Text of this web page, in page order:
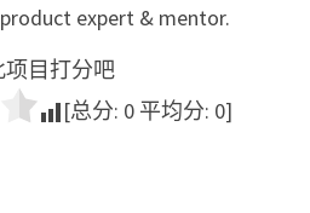
expert & mentor.
项目打分吧
[总分: 0 平均分: 0]